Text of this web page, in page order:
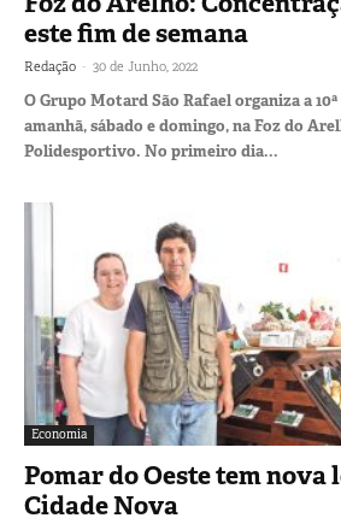
este fim de semana
Redação - 30 de Junho, 2022
O Grupo Motard São Rafael organiza a
amanhã, sábado e domingo, na Foz do
Polidesportivo. No primeiro dia...
Economia
Pomar do Oeste tem nova
Cidade Nova